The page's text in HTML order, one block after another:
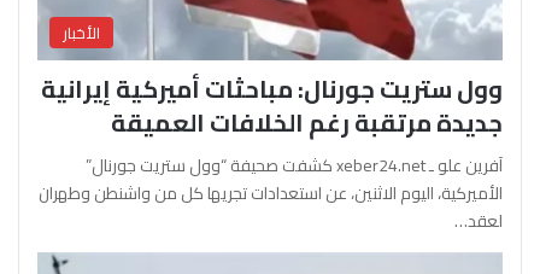
الأخبار
وول ستريت جورنال: مباحثات أميركية إيرانية
جديدة مرتقبة رغم الخلافات العميقة
آفرين علو ـ xeber24.net كشفت صحيفة “وول ستريت جورنال”
الأميركية، اليوم الاثنين، عن استعدادات تجريها كل من واشنطن وطهران
لعقد…